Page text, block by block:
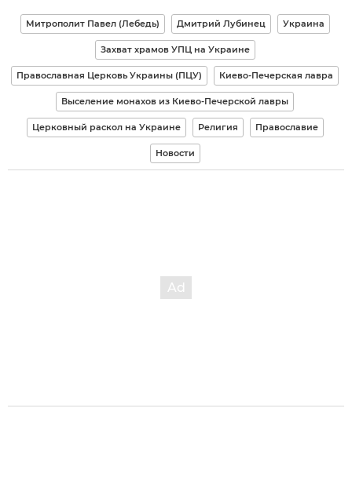
Митрополит Павел (Лебедь) Дмитрий Лубинец Украина
Захват храмов УПЦ на Украине
Православная Церковь Украины (ПЦУ) Киево-Печерская лавра
Выселение монахов из Киево-Печерской лавры
Церковный раскол на Украине Религия Православие
Новости